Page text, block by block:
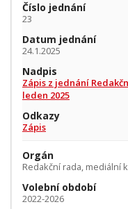
Číslo jednání
23
Datum jednání
24.1.2025
Nadpis
Zápis z jednání
leden 2025
Odkazy
Zápis
Orgán
Redakční rada, mediální
Volební období
2022-2026